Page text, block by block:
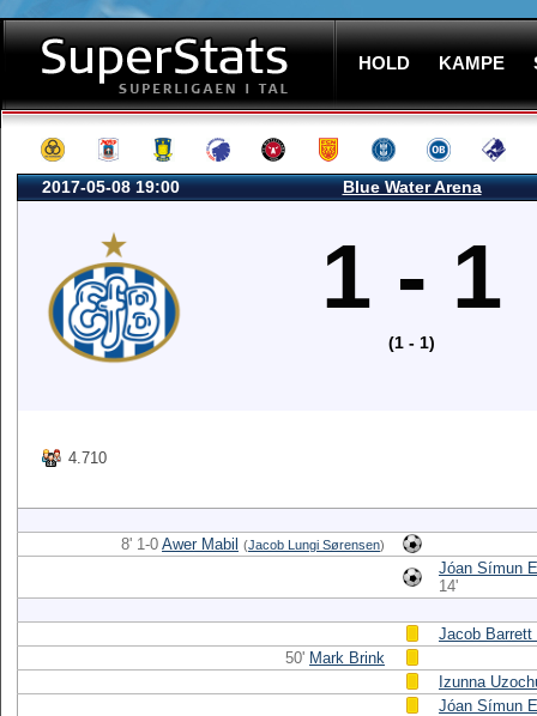
HOLD KAMPE
2017-05-08 19:00 Blue Water Arena
1 - 1
(1 - 1)
4.710
8' 1-0 Awer Mabil (Jacob Lungi Sørensen)
Jóan Símun
14'
Jacob Barrett
50' Mark Brink
Izunna
Jóan Símun